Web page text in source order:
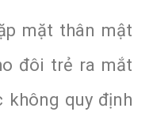
mặt thân mật
đôi trẻ ra mắt
không quy định